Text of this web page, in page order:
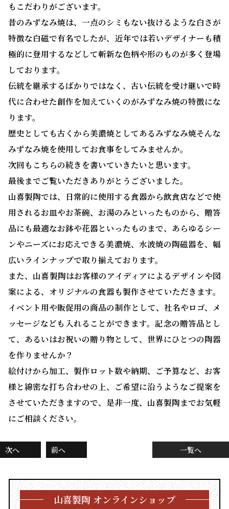
もこだわりがございます。
昔のみずなみ焼は、一点のシミもない抜けるような白さが
特徴な白磁で有名でしたが、近年では若いデザイナーも積
極的に登用するなどして斬新な色柄や形のものが多く登場
しております。
伝統を継承するばかりではなく、古い伝統を受け継いで時
代に合わせた創作を加えていくのがみずなみ焼の特徴にな
ります。
歴史としても古くから美濃焼としてあるみずなみ焼そんな
みずなみ焼を使用してお食事をしてみませんか。
次回もこちらの続きを書いていきたいと思います。
最後までご覧いただきありがとうございました。
山喜製陶では、日常的に使用する食器から飲食店などで使
用されるお皿やお茶碗、お湯のみといったものから、贈答
品にも最適なお鉢や花器といったものまで、あらゆるシー
ンやニーズにお応えできる美濃焼、水波焼の陶磁器を、幅
広いラインナップで取り揃えております。
また、山喜製陶はお客様のアイディアによるデザインや図
案による、オリジナルの食器も製作させていただきます。
イベント用や販促用の商品の制作として、社名やロゴ、メ
ッセージなども入れることができます。記念の贈答品とし
て、あるいはお祝いの贈り物として、世界にひとつの陶器
を作りませんか？
絵付けから加工、製作ロット数や納期、ご予算など、お客
様と綿密な打ち合わせの上、ご希望に沿うようなご提案を
させていただきますので、是非一度、山喜製陶までお気軽
にご相談ください。
次へ 前へ 一覧へ
山喜製陶 オンラインショップ